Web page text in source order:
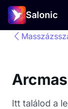
Salonic
Itt találod a